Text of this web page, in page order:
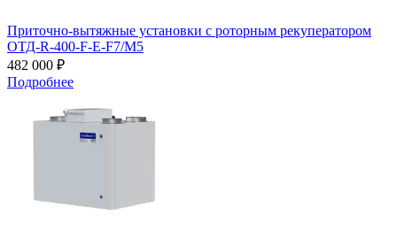
Приточно-вытяжные установки с роторным рекуператором
ОТД-R-400-F-E-F7/M5
482 000 ₽
Подробнее